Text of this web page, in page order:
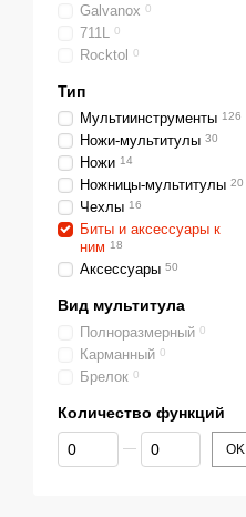
Galvanox 0
711L 0
Rocktol 0
Тип
Мультиинструменты 126
Ножи-мультитулы 30
Ножи 14
Ножницы-мультитулы 20
Чехлы 16
Биты и аксессуары к
ним 18
Аксессуары 50
Вид мультитула
Полноразмерный 0
Карманный 0
Брелок 0
Количество функций
От Количество функций
До Количество функцийOK